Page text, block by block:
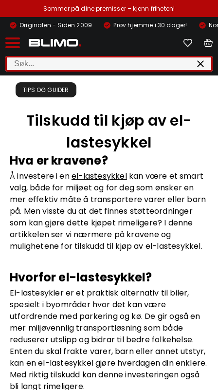
Sommer på dine premisser – kjenn friheten!
Originalen - Siden 2009
Prøv hjemme i 30 dager!
TIPS OG GUIDER
Tilskudd til kjøp av el-
lastesykkel
Hva er kravene?
Å investere i enel-lastesykkelkan være et smart
valg, både for miljøet og for deg som ønsker en
mer effektiv måte å transportere varer eller barn
på. Men visste du at det finnes støtteordninger
som kan gjøre dette kjøpet rimeligere? I denne
artikkelen ser vi nærmere på kravene og
mulighetene for tilskudd til kjøp av el-lastesykkel.
Hvorfor el-lastesykkel?
El-lastesykler er et praktisk alternativ til biler,
spesielt i byområder hvor det kan være
utfordrende med parkering og kø. De gir også en
mer miljøvennlig transportløsning som både
reduserer utslipp og bidrar til bedre folkehelse.
Enten du skal frakte varer, barn eller annet utstyr,
kan en el-lastesykkel gjøre hverdagen din enklere.
Med riktig tilskudd kan denne investeringen også
bli langt rimeligere.